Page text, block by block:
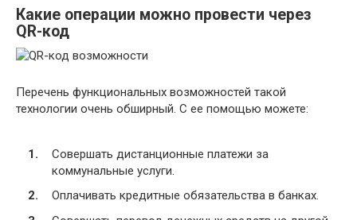
Какие операции можно провести через
QR-код
Перечень функциональных возможностей такой
технологии очень обширный. С ее помощью можете:
Совершать дистанционные платежи за
коммунальные услуги.
Оплачивать кредитные обязательства в банках.